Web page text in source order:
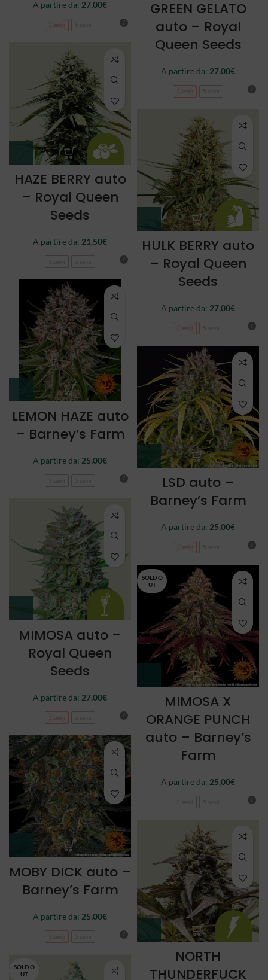
A partire da: 27,00€
3 semi
GREEN GELATO
auto – Royal
Queen Seeds
A partire da: 27,00€
3 semi
HAZE BERRY auto
– Royal Queen
Seeds
A partire da: 21,50€
HULK BERRY auto
– Royal Queen
Seeds
A partire da: 27,00€
3 semi
LEMON HAZE auto
– Barney’s Farm
A partire da: 25,00€
LSD auto –
Barney’s Farm
A partire da: 25,00€
3 semi
MIMOSA auto –
Royal Queen
Seeds
A partire da: 27,00€
3 semi
SOLD O
UT
MIMOSA X
ORANGE PUNCH
auto – Barney’s
Farm
A partire da: 25,00€
MOBY DICK auto –
Barney’s Farm
A partire da: 25,00€
3 semi
NORTH
THUNDERFUCK
SOLD O
UT